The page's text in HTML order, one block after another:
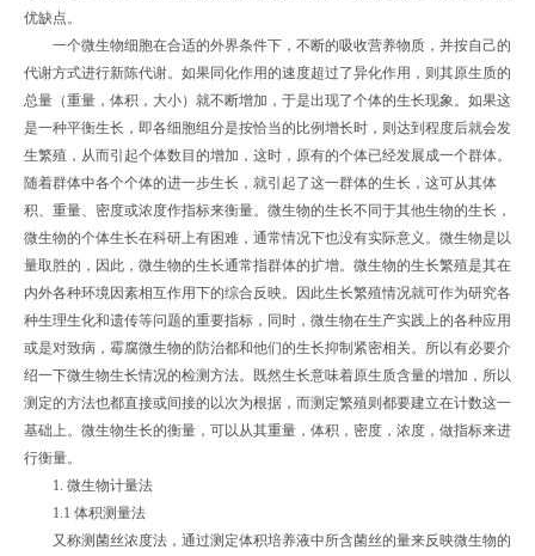
优缺点。
一个微生物细胞在合适的外界条件下，不断的吸收营养物质，并按自己的
代谢方式进行新陈代谢。如果同化作用的速度超过了异化作用，则其原生质的
总量（重量，体积，大小）就不断增加，于是出现了个体的生长现象。如果这
是一种平衡生长，即各细胞组分是按恰当的比例增长时，则达到程度后就会发
生繁殖，从而引起个体数目的增加，这时，原有的个体已经发展成一个群体。
随着群体中各个个体的进一步生长，就引起了这一群体的生长，这可从其体
积、重量、密度或浓度作指标来衡量。微生物的生长不同于其他生物的生长，
微生物的个体生长在科研上有困难，通常情况下也没有实际意义。微生物是以
量取胜的，因此，微生物的生长通常指群体的扩增。微生物的生长繁殖是其在
内外各种环境因素相互作用下的综合反映。因此生长繁殖情况就可作为研究各
种生理生化和遗传等问题的重要指标，同时，微生物在生产实践上的各种应用
或是对致病，霉腐微生物的防治都和他们的生长抑制紧密相关。所以有必要介
绍一下微生物生长情况的检测方法。既然生长意味着原生质含量的增加，所以
测定的方法也都直接或间接的以次为根据，而测定繁殖则都要建立在计数这一
基础上。微生物生长的衡量，可以从其重量，体积，密度，浓度，做指标来进
行衡量。
1. 微生物计量法
1.1 体积测量法
又称测菌丝浓度法，通过测定体积培养液中所含菌丝的量来反映微生物的